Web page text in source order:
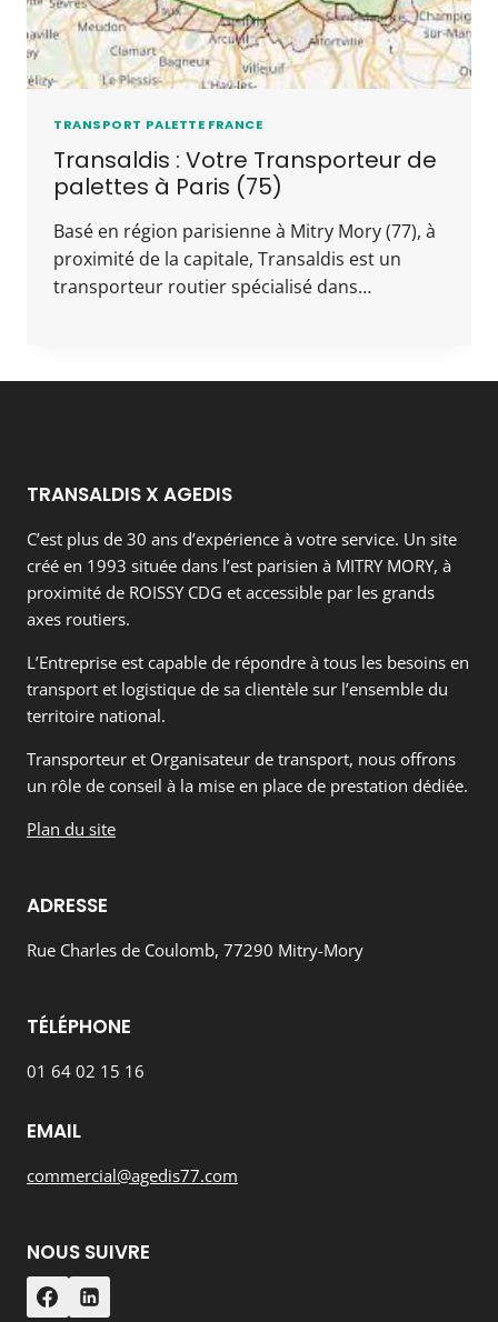
TRANSPORT PALETTE FRANCE
Transaldis : Votre Transporteur de
palettes à Paris (75)
Basé en région parisienne à Mitry Mory (77), à
proximité de la capitale, Transaldis est un
transporteur routier spécialisé dans…
TRANSALDIS X AGEDIS
C’est plus de 30 ans d’expérience à votre service. Un site
créé en 1993 située dans l’est parisien à MITRY MORY, à
proximité de ROISSY CDG et accessible par les grands
axes routiers.
L’Entreprise est capable de répondre à tous les besoins en
transport et logistique de sa clientèle sur l’ensemble du
territoire national.
Transporteur et Organisateur de transport, nous offrons
un rôle de conseil à la mise en place de prestation dédiée.
Plan du site
ADRESSE
Rue Charles de Coulomb, 77290 Mitry-Mory
TÉLÉPHONE
01 64 02 15 16
EMAIL
commercial@agedis77.com
NOUS SUIVRE